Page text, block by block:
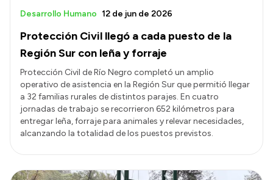
Protección Civil llegó a cada puesto de la
Región Sur con leña y forraje
Desarrollo Humano 12 de jun de 2026
Protección Civil de Río Negro completó un amplio
operativo de asistencia en la Región Sur que permitió llegar
a 32 familias rurales de distintos parajes. En cuatro
jornadas de trabajo se recorrieron 652 kilómetros para
entregar leña, forraje para animales y relevar necesidades,
alcanzando la totalidad de los puestos previstos.